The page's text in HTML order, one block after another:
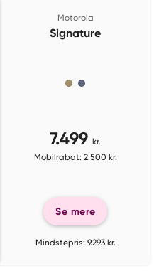
Motorola
Signature
7.499 kr.
Mobilrabat: 2.500 kr.
Se mere
Mindstepris: 9.293 kr.